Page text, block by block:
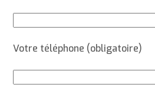
Votre téléphone (obligatoire)